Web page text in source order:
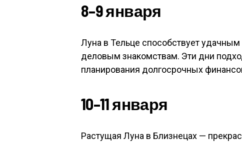
8–9 января
Луна в Тельце способствует
деловым знакомствам. Эти дни
планирования долгосрочных
10–11 января
Растущая Луна в Близнецах —